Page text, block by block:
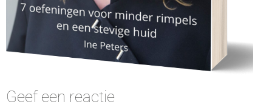
Geef een reactie